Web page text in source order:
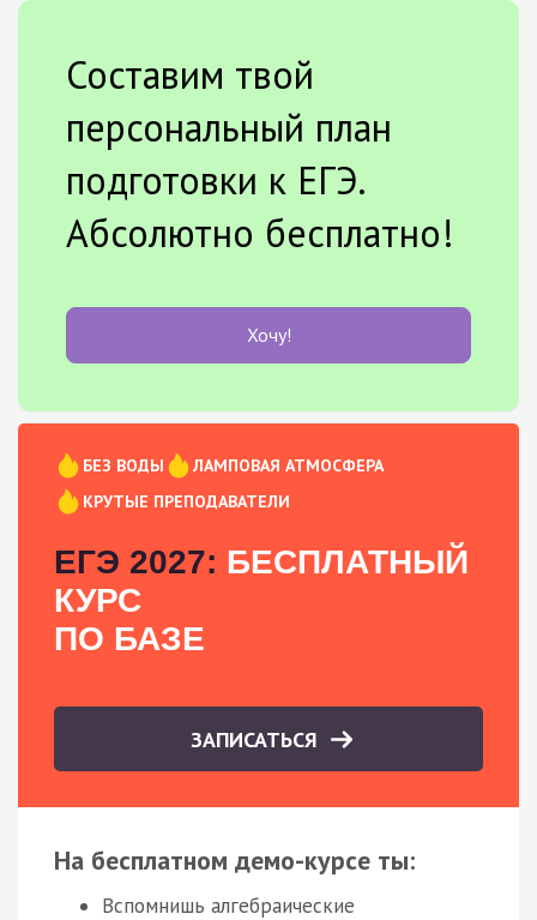
Составим твой
персональный план
подготовки к ЕГЭ.
Абсолютно бесплатно!
Хочу!
БЕЗ ВОДЫ
ЛАМПОВАЯ АТМОСФЕРА
КРУТЫЕ ПРЕПОДАВАТЕЛИ
ЕГЭ 2027: БЕСПЛАТНЫЙ
КУРС
ПО БАЗЕ
ЗАПИСАТЬСЯ
На бесплатном демо-курсе ты:
Вспомнишь алгебраические